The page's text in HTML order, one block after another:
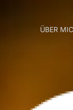
ÜBER